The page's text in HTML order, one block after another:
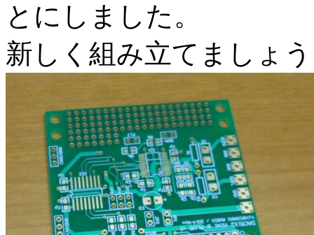
とにしました。
新しく組み立てましょ